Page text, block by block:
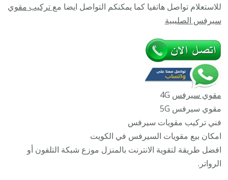
أصلي
للاستعلام تواصل هاتفيا كما يمكنكم التواصل ايضا مع تركيب مقوي
سيرفس الصليبية
مقوي سيرفس
مقوي سيرفس 5G
فني تركيب مقويات سيرفس
امكان بيع مقويات السيرفس في الكويت
افضل طريقة لتقوية الانترنت بالمنزل موزع شبكة التلفون أو
الرواتر.